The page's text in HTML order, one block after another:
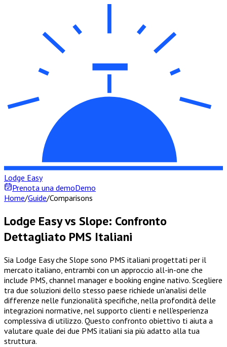
Lodge Easy
Prenota una demoDemo
Home/Guide/Comparisons
Lodge Easy vs Slope: Confronto
Dettagliato PMS Italiani
Sia Lodge Easy che Slope sono PMS italiani progettati per il
mercato italiano, entrambi con un approccio all-in-one che
include PMS, channel manager e booking engine nativo. Scegliere
tra due soluzioni dello stesso paese richiede un'analisi delle
differenze nelle funzionalità specifiche, nella profondità delle
integrazioni normative, nel supporto clienti e nell'esperienza
complessiva di utilizzo. Questo confronto obiettivo ti aiuta a
valutare quale dei due PMS italiani sia più adatto alla tua
struttura.